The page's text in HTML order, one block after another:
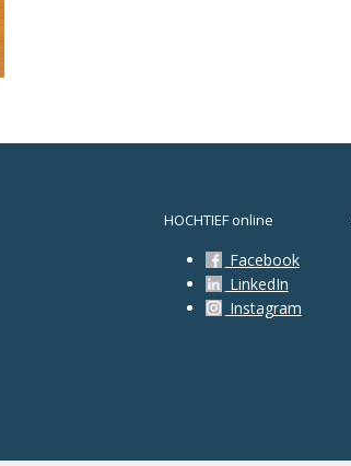
HOCHTIEF online
Facebook
LinkedIn
Instagram